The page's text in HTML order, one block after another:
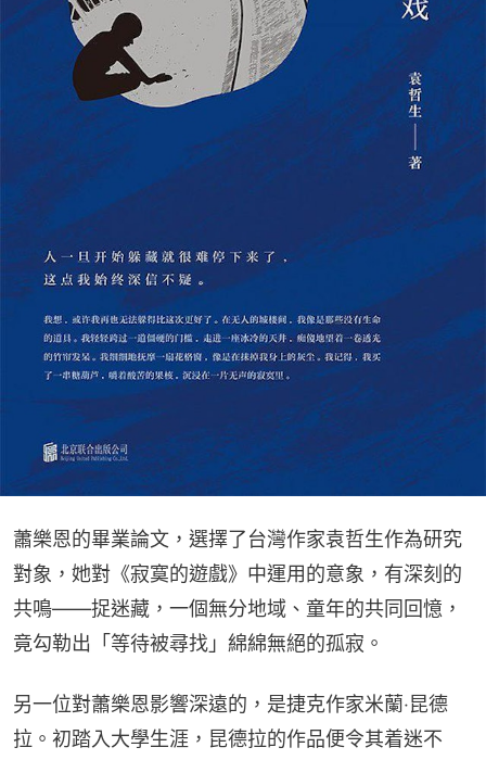
蕭樂恩的畢業論文，選擇了台灣作家袁哲生作為研究
對象，她對《寂寞的遊戲》中運用的意象，有深刻的
共鳴——捉迷藏，一個無分地域、童年的共同回憶，
竟勾勒出「等待被尋找」綿綿無絕的孤寂。
另一位對蕭樂恩影響深遠的，是捷克作家米蘭‧昆德
拉。初踏入大學生涯，昆德拉的作品便令其着迷不